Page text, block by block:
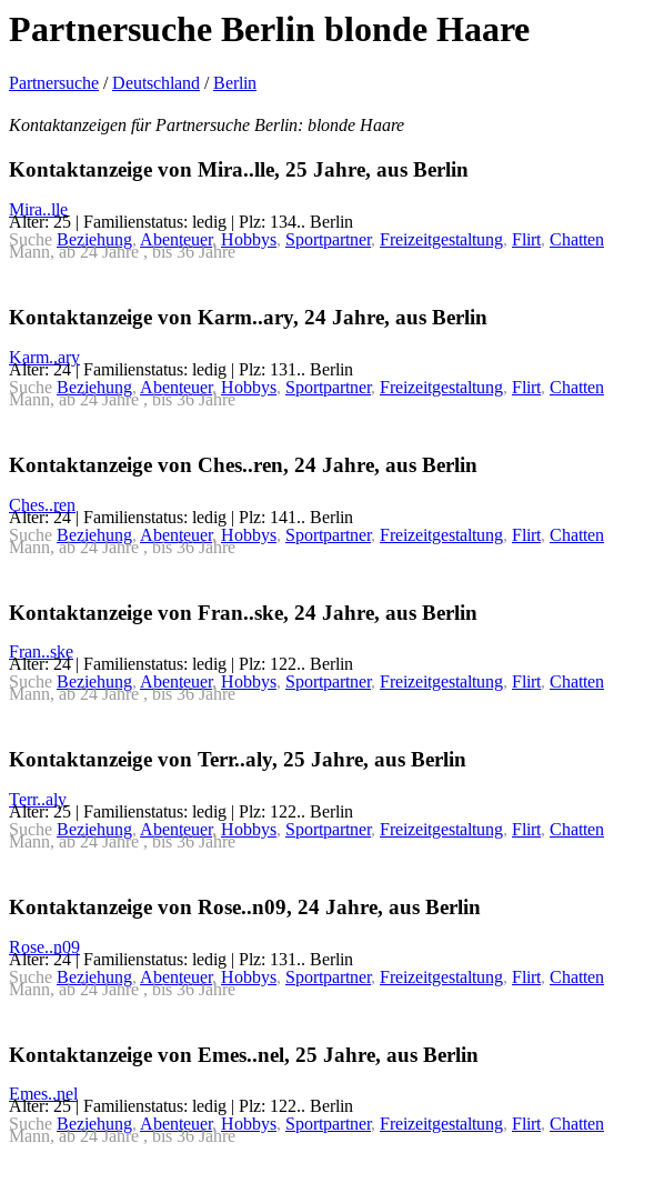
Partnersuche Berlin blonde Haare
Partnersuche /Deutschland /Berlin
Kontaktanzeigen für Partnersuche Berlin: blonde Haare
Kontaktanzeige von Mira..lle, 25 Jahre, aus Berlin
Mira..lle
Alter: 25 | Familienstatus: ledig | Plz: 134.. Berlin
Suche Beziehung, Abenteuer, Hobbys, Sportpartner, Freizeitgestaltung, Flirt, Chatten
Mann, ab 24 Jahre , bis 36 Jahre
Kontaktanzeige von Karm..ary, 24 Jahre, aus Berlin
Karm..ary
Alter: 24 | Familienstatus: ledig | Plz: 131.. Berlin
Suche Beziehung, Abenteuer, Hobbys, Sportpartner, Freizeitgestaltung, Flirt, Chatten
Mann, ab 24 Jahre , bis 36 Jahre
Kontaktanzeige von Ches..ren, 24 Jahre, aus Berlin
Ches..ren
Alter: 24 | Familienstatus: ledig | Plz: 141.. Berlin
Suche Beziehung, Abenteuer, Hobbys, Sportpartner, Freizeitgestaltung, Flirt, Chatten
Mann, ab 24 Jahre , bis 36 Jahre
Kontaktanzeige von Fran..ske, 24 Jahre, aus Berlin
Fran..ske
Alter: 24 | Familienstatus: ledig | Plz: 122.. Berlin
Suche Beziehung, Abenteuer, Hobbys, Sportpartner, Freizeitgestaltung, Flirt, Chatten
Mann, ab 24 Jahre , bis 36 Jahre
Kontaktanzeige von Terr..aly, 25 Jahre, aus Berlin
Terr..aly
Alter: 25 | Familienstatus: ledig | Plz: 122.. Berlin
Suche Beziehung, Abenteuer, Hobbys, Sportpartner, Freizeitgestaltung, Flirt, Chatten
Mann, ab 24 Jahre , bis 36 Jahre
Kontaktanzeige von Rose..n09, 24 Jahre, aus Berlin
Rose..n09
Alter: 24 | Familienstatus: ledig | Plz: 131.. Berlin
Suche Beziehung, Abenteuer, Hobbys, Sportpartner, Freizeitgestaltung, Flirt, Chatten
Mann, ab 24 Jahre , bis 36 Jahre
Kontaktanzeige von Emes..nel, 25 Jahre, aus Berlin
Emes..nel
Alter: 25 | Familienstatus: ledig | Plz: 122.. Berlin
Suche Beziehung, Abenteuer, Hobbys, Sportpartner, Freizeitgestaltung, Flirt, Chatten
Mann, ab 24 Jahre , bis 36 Jahre